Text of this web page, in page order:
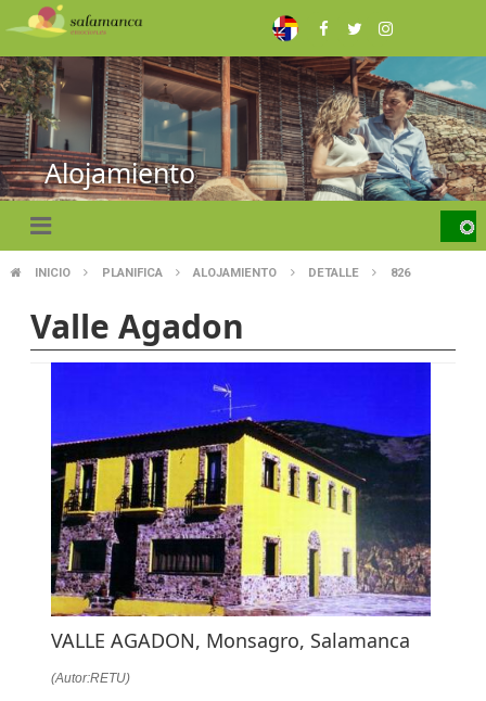
Skip
to
main
content
Alojamiento
INICIO PLANIFICA ALOJAMIENTO DETALLE 826
Valle Agadon
VALLE AGADON, Monsagro, Salamanca
(Autor:RETU)